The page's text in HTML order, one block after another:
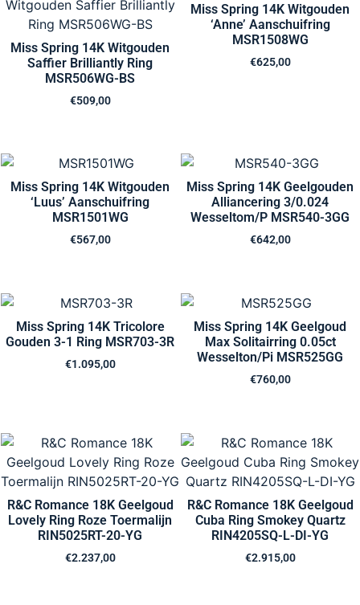
Miss Spring 14K Witgouden
Saffier Brilliantly Ring
MSR506WG-BS
€509,00
Miss Spring 14K Witgouden
‘Anne’ Aanschuifring
MSR1508WG
€625,00
Miss Spring 14K Witgouden
‘Luus’ Aanschuifring
MSR1501WG
€567,00
Miss Spring 14K Geelgouden
Alliancering 3/0.024
Wesseltom/P MSR540-3GG
€642,00
Miss Spring 14K Tricolore
Gouden 3-1 Ring MSR703-3R
€1.095,00
Miss Spring 14K Geelgoud
Max Solitairring 0.05ct
Wesselton/Pi MSR525GG
€760,00
R&C Romance 18K Geelgoud
Lovely Ring Roze Toermalijn
RIN5025RT-20-YG
€2.237,00
R&C Romance 18K Geelgoud
Cuba Ring Smokey Quartz
RIN4205SQ-L-DI-YG
€2.915,00